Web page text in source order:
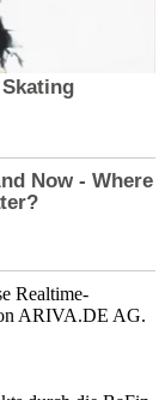
Realtime-
ARIVA.DE AG.